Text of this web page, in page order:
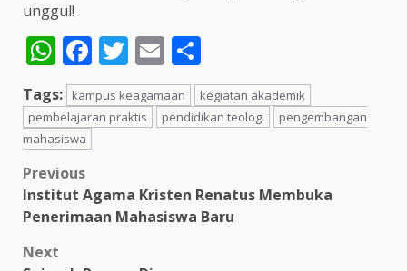
unggul!
WhatsApp
Facebook
Twitter
Email
Tags: kampus keagamaan
kegiatan akademik
pembelajaran praktis
pendidikan teologi
pengembangan
mahasiswa
Post
navigation
Previous
Institut Agama Kristen Renatus Membuka
Penerimaan Mahasiswa Baru
Next